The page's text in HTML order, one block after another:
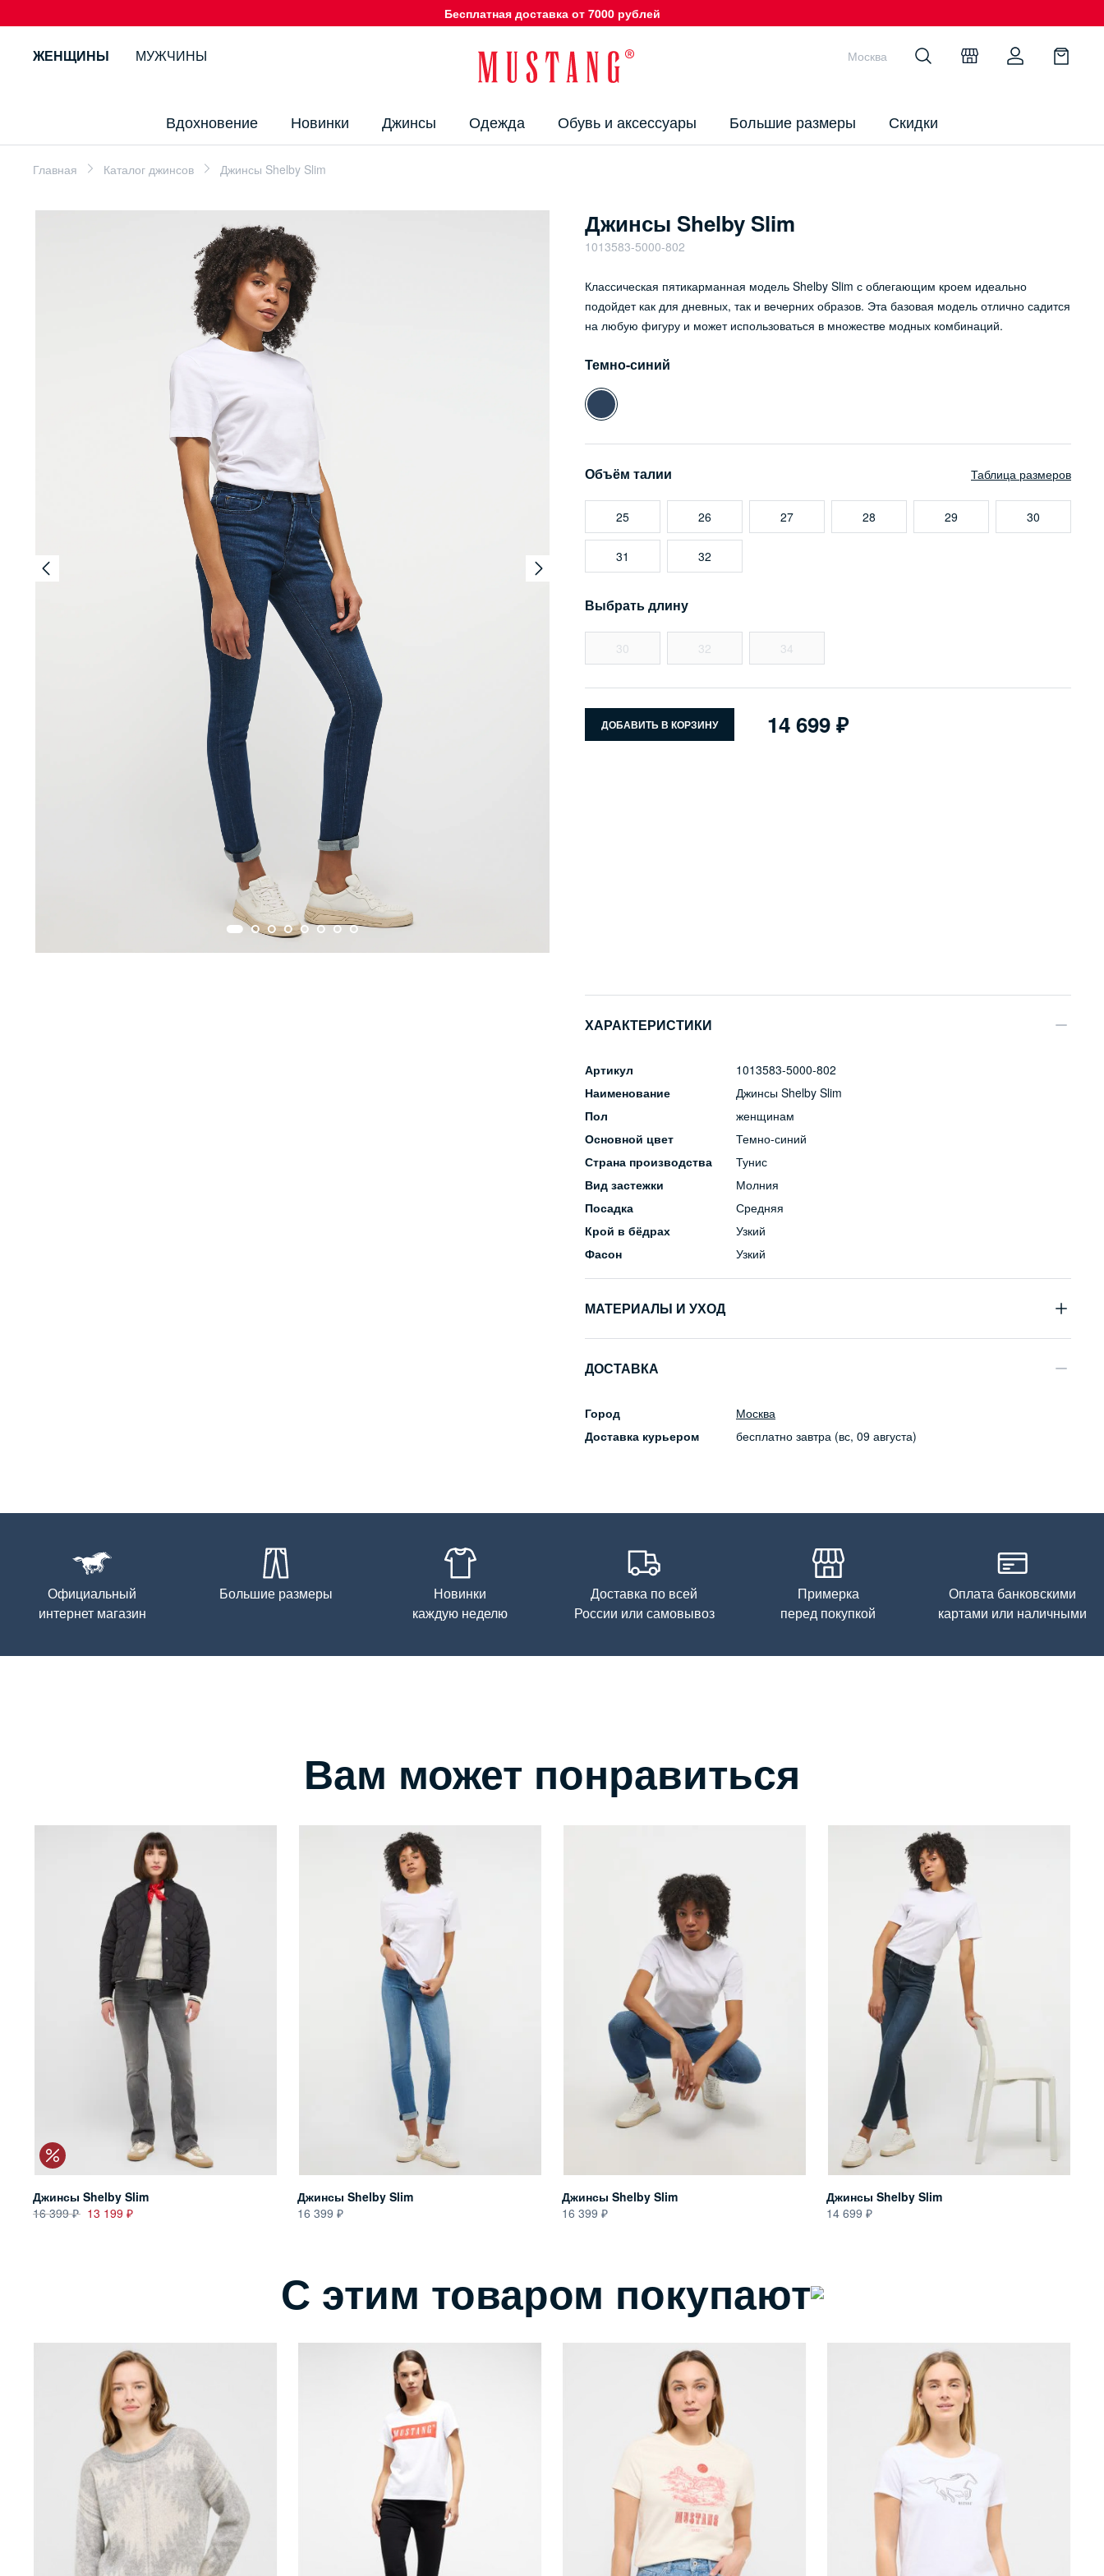
Бесплатная доставка от 7000 рублей
ЖЕНЩИНЫ МУЖЧИНЫ
Вдохновение Новинки Джинсы Одежда Обувь и аксессуары Большие размеры Скидки
Москва
Главная Каталог джинсов Джинсы Shelby Slim
Джинсы Shelby Slim
1013583-5000-802
Классическая пятикарманная модель Shelby Slim с облегающим кроем идеально
подойдет как для дневных, так и вечерних образов. Эта базовая модель отлично садится
на любую фигуру и может использоваться в множестве модных комбинаций.
Темно-синий
Объём талии Таблица размеров
25 26 27 28 29 30
31 32
Выбрать длину
30 32 34
ДОБАВИТЬ В КОРЗИНУ 14 699
ХАРАКТЕРИСТИКИ
Артикул
1013583-5000-802
Наименование
Джинсы Shelby Slim
Пол
женщинам
Основной цвет
Темно-синий
Страна производства
Тунис
Вид застежки
Молния
Посадка
Средняя
Крой в бёдрах
Узкий
Фасон
Узкий
МАТЕРИАЛЫ И УХОД
Уход за изделием
запрещена, гладить при низкой температуре до 110С
ДОСТАВКА
Город
Москва
Доставка курьером
бесплатно завтра (вс, 09 августа)
Официальный
интернет магазин
Большие размеры
Новинки
каждую неделю
Доставка по всей
России или самовывоз
Примерка
перед покупкой
Оплата банковскими
картами или наличными
Вам может понравиться
Джинсы Shelby Slim
16 399
13 199
Джинсы Shelby Slim
16 399
Джинсы Shelby Slim
16 399
Джинсы Shelby Slim
14 699
С этим товаром покупают